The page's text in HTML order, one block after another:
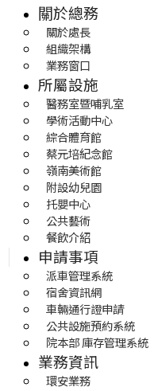
關於總務
關於處長
組織架構
業務窗口
所屬設施
醫務室暨哺乳室
學術活動中心
綜合體育館
蔡元培紀念館
嶺南美術館
附設幼兒園
托嬰中心
公共藝術
餐飲介紹
申請事項
派車管理系統
宿舍資訊網
車輛通行證申請
公共設施預約系統
院本部 庫存管理系統
業務資訊
環安業務